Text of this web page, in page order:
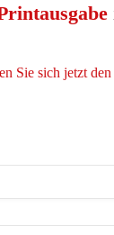
Sie sich jetzt